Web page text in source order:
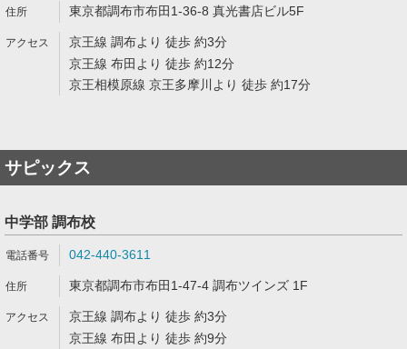
東京都調布市布田1-36-8 真光書店ビル5F
京王線 調布より 徒歩 約3分
京王線 布田より 徒歩 約12分
京王相模原線 京王多摩川より 徒歩 約17分
サピックス
中学部 調布校
042-440-3611
東京都調布市布田1-47-4 調布ツインズ 1F
京王線 調布より 徒歩 約3分
京王線 布田より 徒歩 約9分